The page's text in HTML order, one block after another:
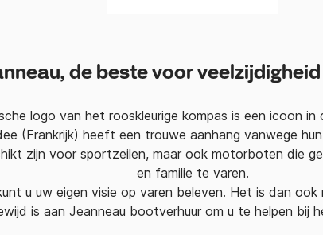
de beste voor
logo van het rooskleurige kompas is een icoon
(Frankrijk) heeft een trouwe aanhang vanwege
zijn voor sportzeilen, maar ook motorboten die
en familie te varen.
u uw eigen visie op varen beleven. Het is dan
is aan Jeanneau bootverhuur om u te helpen bij